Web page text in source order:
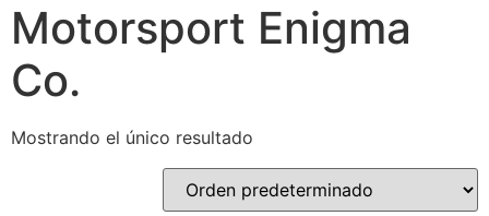
Motorsport Enigma
Co.
Mostrando el único resultado